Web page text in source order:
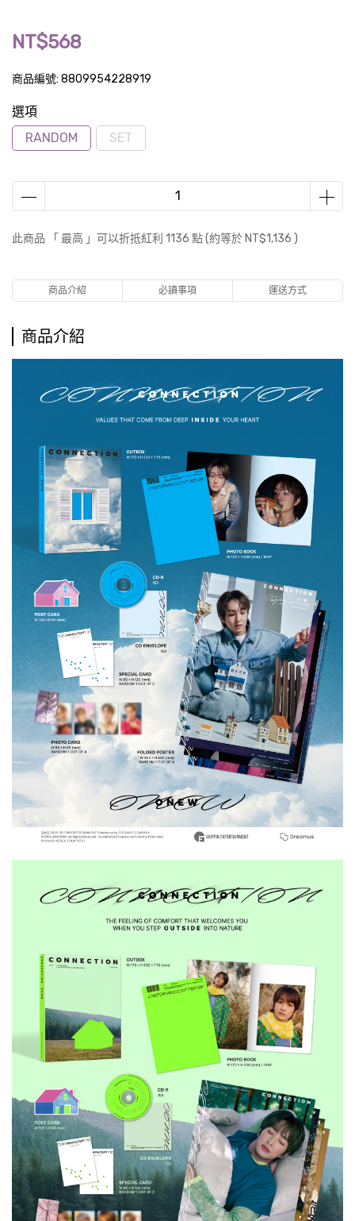
NT$568
商品編號: 8809954228919
選項
RANDOM
SET
此商品 「 最高 」可以折抵紅利 1136 點 (約等於 NT$1,136 )
商品介紹 必讀事項 運送方式
商品介紹